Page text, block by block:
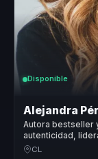
Disponible
Alejandra
Autora bestseller
autenticidad,
sentido.
CL